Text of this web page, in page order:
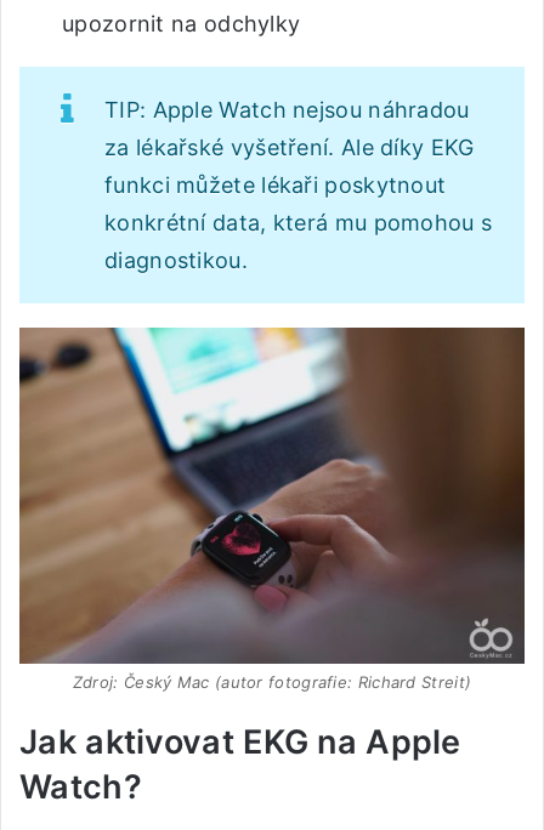
upozornit na odchylky
TIP: Apple Watch nejsou náhradou
za lékařské vyšetření. Ale díky EKG
funkci můžete lékaři poskytnout
konkrétní data, která mu pomohou s
diagnostikou.
Zdroj: Český Mac (autor fotografie: Richard Streit)
Jak aktivovat EKG na Apple
Watch?